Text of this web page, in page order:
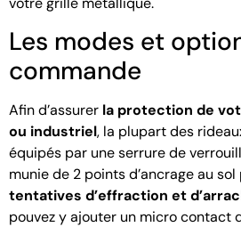
Les modes et
commande
Afin d’assurer la protection de
ou industriel, la plupart des
équipés par une serrure de
munie de 2 points d’ancrage au sol
tentatives d’effraction et
pouvez y ajouter un micro contact